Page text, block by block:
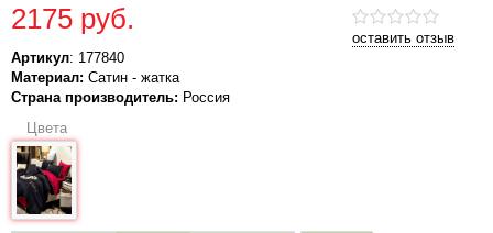
оставить отзыв
2175 руб.
Артикул: 177840
Материал: Сатин - жатка
Страна производитель: Россия
Цвета